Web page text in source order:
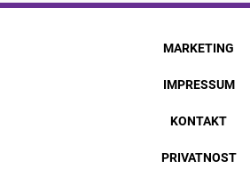
MARKETING
IMPRESSUM
KONTAKT
PRIVATNOST